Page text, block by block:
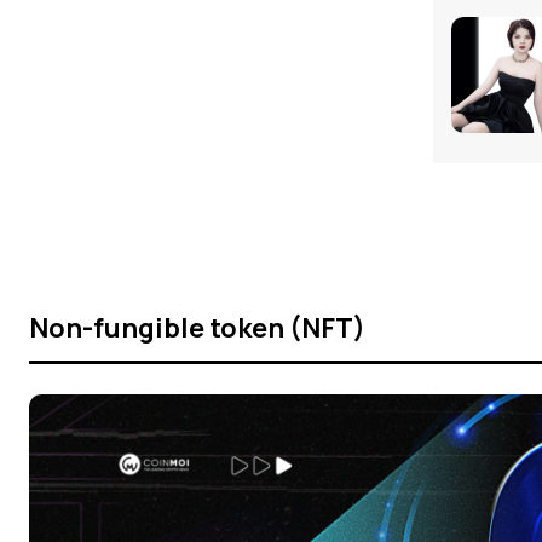
Non-fungible token (NFT)